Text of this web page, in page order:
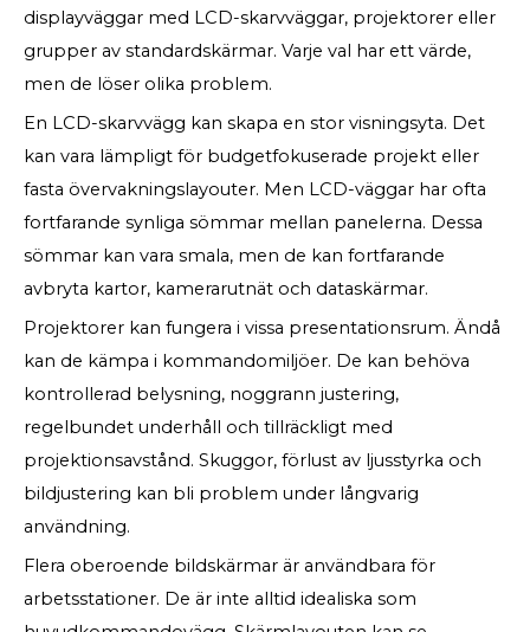
displayväggar med LCD-skarvväggar, projektorer eller
grupper av standardskärmar. Varje val har ett värde,
men de löser olika problem.
En LCD-skarvvägg kan skapa en stor visningsyta. Det
kan vara lämpligt för budgetfokuserade projekt eller
fasta övervakningslayouter. Men LCD-väggar har ofta
fortfarande synliga sömmar mellan panelerna. Dessa
sömmar kan vara smala, men de kan fortfarande
avbryta kartor, kamerarutnät och dataskärmar.
Projektorer kan fungera i vissa presentationsrum. Ändå
kan de kämpa i kommandomiljöer. De kan behöva
kontrollerad belysning, noggrann justering,
regelbundet underhåll och tillräckligt med
projektionsavstånd. Skuggor, förlust av ljusstyrka och
bildjustering kan bli problem under långvarig
användning.
Flera oberoende bildskärmar är användbara för
arbetsstationer. De är inte alltid idealiska som